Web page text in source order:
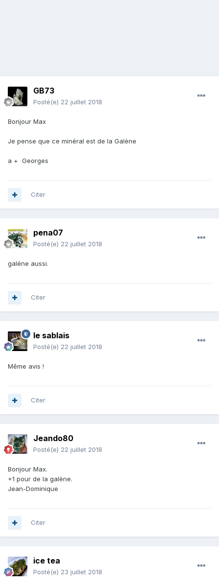
GB73
Posté(e) 22 juillet 2018
Bonjour Max
Je pense que ce minéral est de la Galène
a + Georges
Citer
pena07
Posté(e) 22 juillet 2018
galéne aussi.
Citer
le sablais
Posté(e) 22 juillet 2018
Même avis !
Citer
Jeando80
Posté(e) 22 juillet 2018
Bonjour Max.
+1 pour de la galène.
Jean-Dominique
Citer
ice tea
Posté(e) 23 juillet 2018